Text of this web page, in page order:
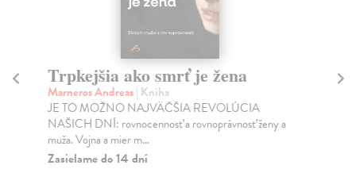
Trpkejšia ako smrť je žena
Marneros Andreas| Kniha
JE TO MOŽNO NAJVÄČŠIA REVOLÚCIA
NAŠICH DNÍ: rovnocennosť a rovnoprávnosť ženy a
muža. Vojna a mier m...
Zasielame do 14 dní